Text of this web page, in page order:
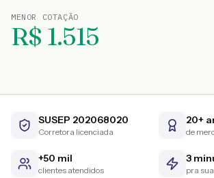
MENOR COTAÇÃO
R$ 1.515
SUSEP 202068020
Corretora licenciada
20+
de
+50 mil
clientes atendidos
3
pra